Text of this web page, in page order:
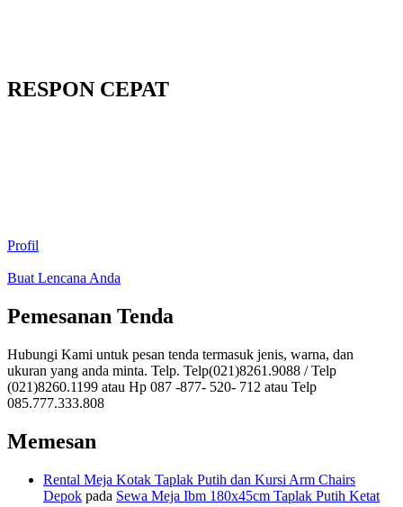
RESPON CEPAT
Profil
Buat Lencana Anda
Pemesanan Tenda
Hubungi Kami untuk pesan tenda termasuk jenis, warna, dan
ukuran yang anda minta. Telp. Telp(021)8261.9088 / Telp
(021)8260.1199 atau Hp 087 -877- 520- 712 atau Telp
085.777.333.808
Memesan
Rental Meja Kotak Taplak Putih dan Kursi Arm Chairs
Depok pada Sewa Meja Ibm 180x45cm Taplak Putih Ketat